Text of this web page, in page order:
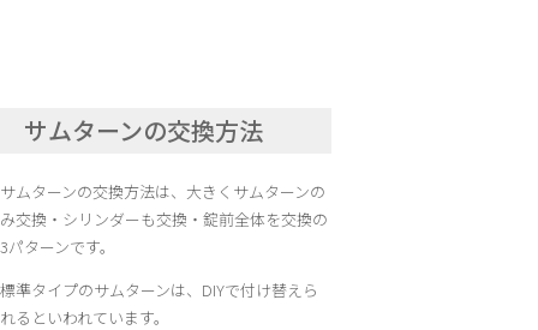
サムターンの交換方法
サムターンの交換方法は、大きくサムターンの
み交換・シリンダーも交換・錠前全体を交換の
3パターンです。
標準タイプのサムターンは、DIYで付け替えら
れるといわれています。